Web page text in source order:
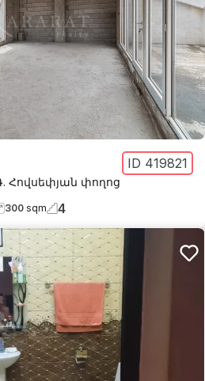
ID 419821
Հովսեփյան փողոց
300 sqm 4